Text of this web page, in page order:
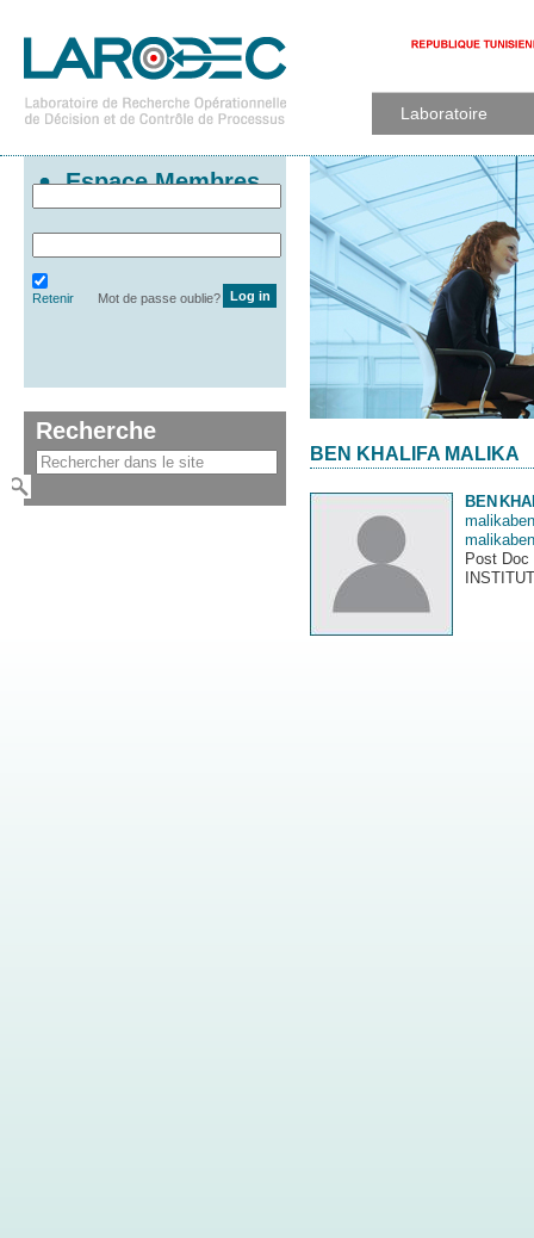
Laboratoire
BEN KHALIFA MALIKA
BEN
Post Doc
Espace Membres
Retenir Mot de passe oublie?
Recherche